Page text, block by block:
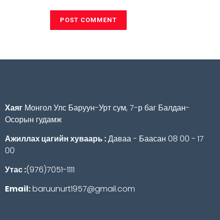
Хаяг Монгол Улс Баруун-Урт сум, 7-р баг Балдан-
Осорын гудамж
Ажиллах цагийн хуваарь :Даваа - Баасан 08 00 - 17
00
Утас :(976)7051-1111
Email:baruunurt1957@gmail.com